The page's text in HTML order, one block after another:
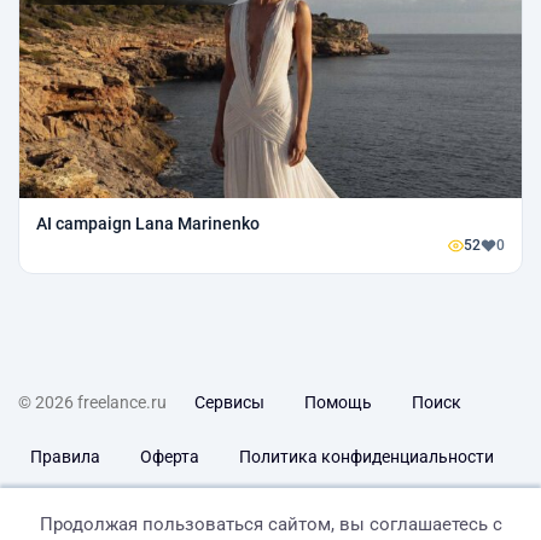
AI campaign Lana Marinenko
52 0
© 2026 freelance.ru Сервисы Помощь Поиск
Правила Оферта Политика конфиденциальности
Продолжая пользоваться сайтом, вы соглашаетесь с